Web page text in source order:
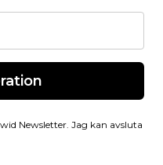
Newsletter. Jag kan avsluta